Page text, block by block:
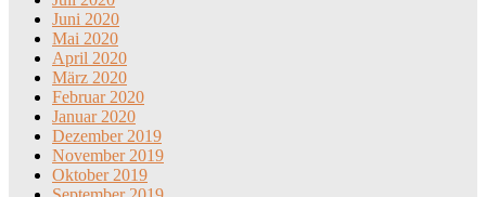
Juni 2020
Mai 2020
April 2020
März 2020
Februar 2020
Januar 2020
Dezember 2019
November 2019
Oktober 2019